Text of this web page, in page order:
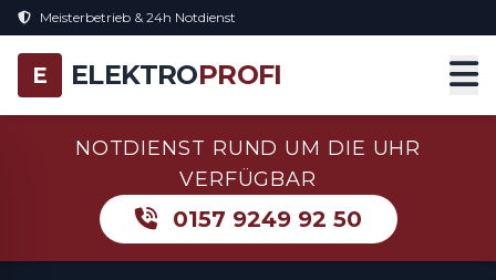
Meisterbetrieb & 24h Notdienst
E ELEKTROPROFI
NOTDIENST RUND UM DIE UHR
VERFÜGBAR
0157 9249 92 50